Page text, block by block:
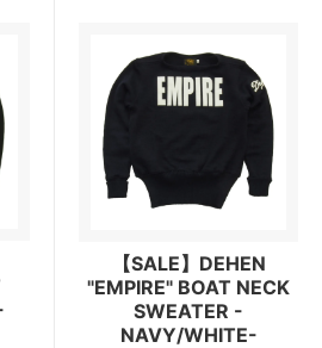
【SALE】DEHEN
"EMPIRE" BOAT NECK
SWEATER -
NAVY/WHITE-